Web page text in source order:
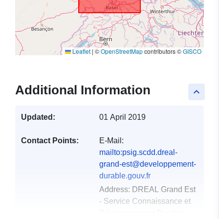
Leaflet |©OpenStreetMapcontributors ©GISCO
keyboard_arrow_up
Additional Information
Updated: 01 April 2019
Contact Points:
E-Mail:
mailto:psig.scdd.dreal-
grand-est@developpement-
durable.gouv.fr
Address: DREAL Grand Est
- Service Connaissance et